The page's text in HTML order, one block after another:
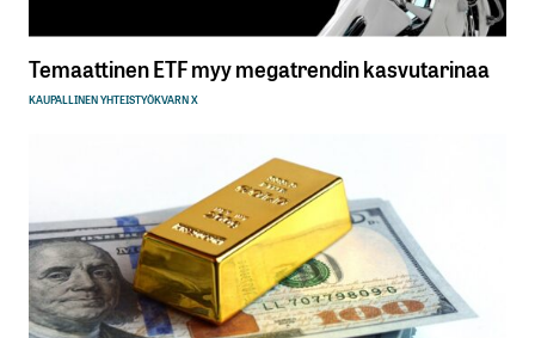
Temaattinen ETF myy megatrendin kasvutarinaa
KAUPALLINEN YHTEISTYÖKVARN X